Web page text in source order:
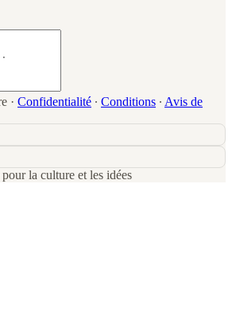
· Confidentialité ∙ Conditions ∙ Avis de
la culture et les idées